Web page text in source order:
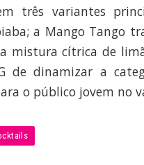
três variantes
a Mango Tango
mistura cítrica de
de dinamizar a
o público jovem no